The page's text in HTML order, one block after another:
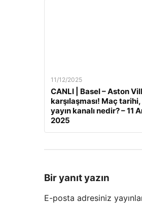
11/12/2025
CANLI | Basel – Aston
karşılaşması! Maç
yayın kanalı nedir? – 11
2025
Bir yanıt yazın
E-posta adresiniz